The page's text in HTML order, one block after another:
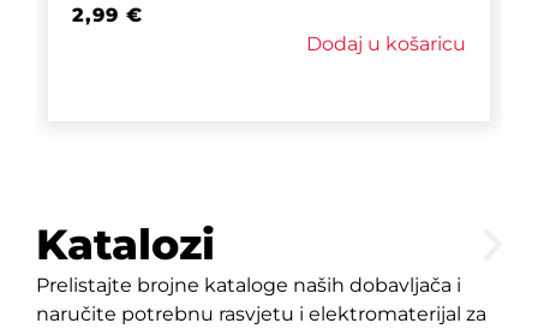
2,99 €
Dodaj u košaricu
Katalozi
Prelistajte brojne kataloge naših dobavljača i
naručite potrebnu rasvjetu i elektromaterijal za